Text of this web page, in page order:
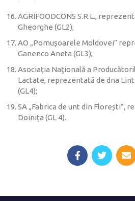
AGRIFOODCONS S.R.L.,
Gheorghe (GL2);
AO „Pomușoarele Moldovei”
Ganenco Aneta (GL3);
Asociația Naţională a
Lactate, reprezentată de dna
(GL4);
SA „Fabrica de unt din Florești”,
Doinița (GL 4).